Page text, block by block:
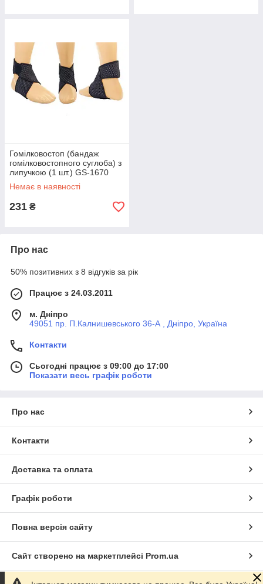
Гомілковостоп (бандаж
гомілковостопного суглоба) з
липучкою (1 шт.) GS-1670
(поліізопрен, каучук, NY, PL)
Немає в наявності
231 ₴
Про нас
50% позитивних з 8 відгуків за рік
Працює з 24.03.2011
м. Дніпро
49051 пр. П.Калнишевського 36-А , Дніпро, Україна
Контакти
Сьогодні працює з 09:00 до 17:00
Показати весь графік роботи
Про нас
Контакти
Доставка та оплата
Графік роботи
Повна версія сайту
Сайт створено на маркетплейсі Prom.ua